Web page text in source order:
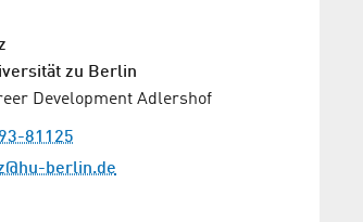
zu Berlin
Development Adlershof
81125
berlin.de